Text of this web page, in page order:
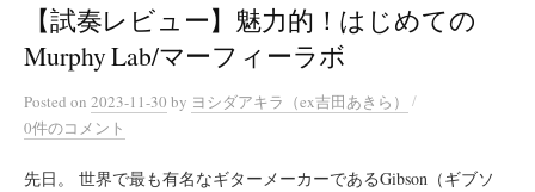
【試奏レビュー】魅力的！はじめての
Murphy Lab/マーフィーラボ
Posted on 2023-11-30 by ヨシダアキラ（ex吉田あきら）
/
0件のコメント
先日。 世界で最も有名なギターメーカーであるGibson（ギブソ